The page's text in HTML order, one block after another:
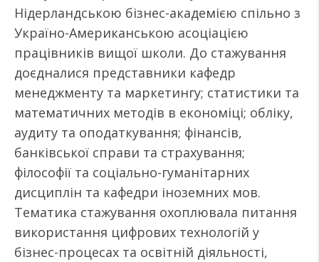
Нідерландською бізнес-академією спільно з
Україно-Американською асоціацією
працівників вищої школи. До стажування
доєдналися представники кафедр
менеджменту та маркетингу; статистики та
математичних методів в економіці; обліку,
аудиту та оподаткування; фінансів,
банківської справи та страхування;
філософії та соціально-гуманітарних
дисциплін та кафедри іноземних мов.
Тематика стажування охоплювала питання
використання цифрових технологій у
бізнес-процесах та освітній діяльності,